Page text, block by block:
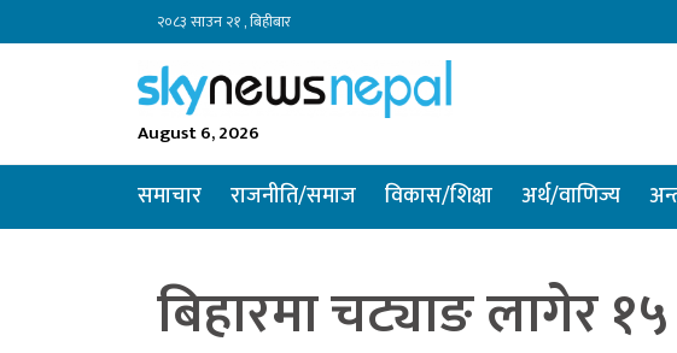
२०८३ साउन २१ , बिहीबार
August 6, 2026
समाचार राजनीति/समाज विकास/शिक्षा अर्थ/वाणिज्य
बिहारमा चट्याङ लागेर